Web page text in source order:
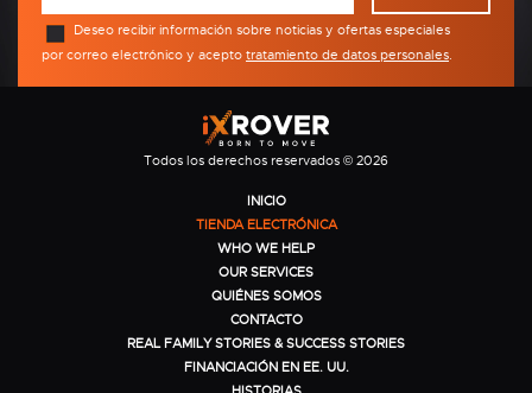
Deseo recibir información sobre noticias y ofertas especiales
por correo electrónico y acepto tratamiento de datos personales.
Todos los derechos reservados © 2026
INICIO
TIENDA ELECTRÓNICA
WHO WE HELP
OUR SERVICES
QUIÉNES SOMOS
CONTACTO
REAL FAMILY STORIES & SUCCESS STORIES
FINANCIACIÓN EN EE. UU.